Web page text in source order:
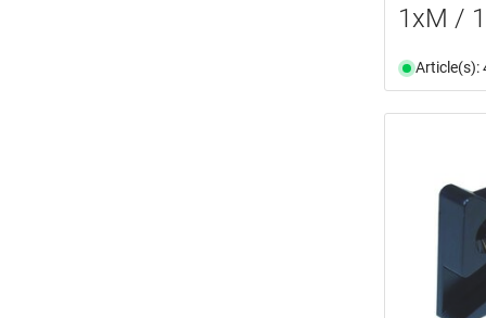
1xM /
Article(s):